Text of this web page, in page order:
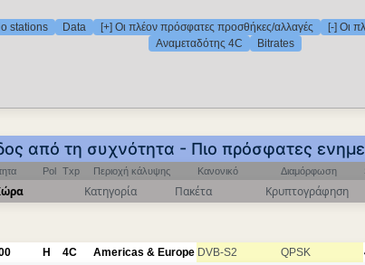
stations Data [+] Οι πλέον πρόσφατες προσθήκες/αλλαγές [-] Οι
Αναμεταδότης 4C
Bitrates
από τη συχνότητα - Πιο πρόσφατες
Pol Txp Περιοχή κάλυψης Κανονικό Διαμόρφωση
Κατηγορία Πακέτα Κρυπτογράφηση
H 4C Americas & Europe DVB-S2 QPSK